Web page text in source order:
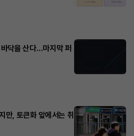
닥을 산다…마지막 퍼
만, 토큰화 앞에서는 취